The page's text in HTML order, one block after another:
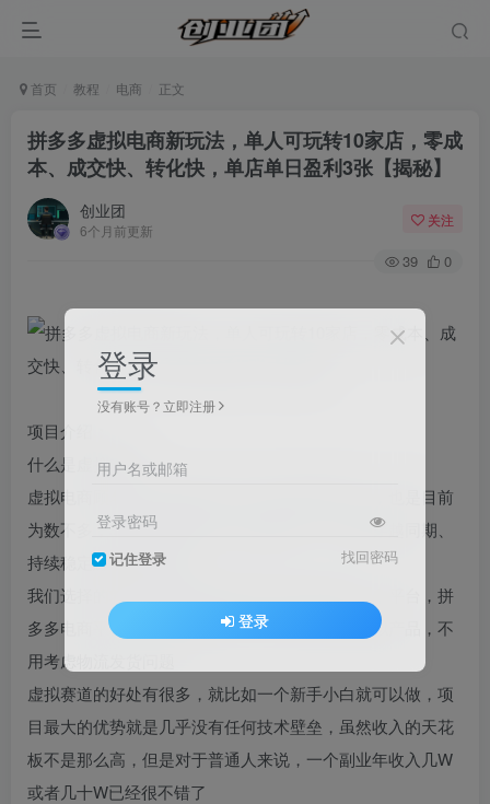
首页 教程 电商 正文
拼多多虚拟电商新玩法，单人可玩转10家店，零成
本、成交快、转化快，单店单日盈利3张【揭秘】
创业团
6个月前更新
关注
39 0
项目介绍：
什么是虚拟电商
虚拟电商顾名思义就是在各大平台售卖虚拟产品，也是目前
为数不多，非常适合普通人创业或兼职，并且能穿越同期、
持续稳定賺钱的好项目
我们选择的就是大家比较熟知而且经常来用的一个平台，拼
多多电商平台，注册开通店铺，然后出售各种虚拟产品，不
用考虑物流发货问题
虚拟赛道的好处有很多，就比如一个新手小白就可以做，项
目最大的优势就是几乎没有任何技术壁垒，虽然收入的天花
板不是那么高，但是对于普通人来说，一个副业年收入几W
或者几十W已经很不错了
登录
没有账号？立即注册
用户名或邮箱
登录密码
记住登录 找回密码
登录